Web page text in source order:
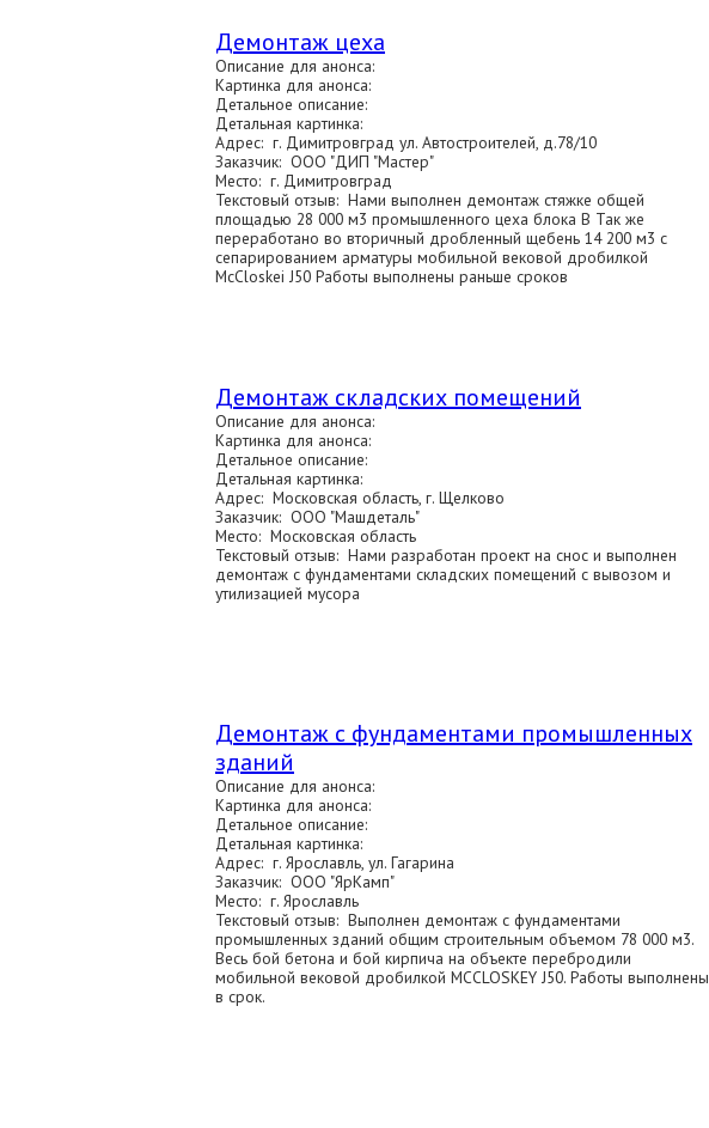
Демонтаж цеха
Описание для анонса:
Картинка для анонса:
Детальное описание:
Детальная картинка:
Адрес: г. Димитровград ул. Автостроителей, д.78/10
Заказчик: ООО "ДИП "Мастер"
Место: г. Димитровград
Текстовый отзыв: Нами выполнен демонтаж стяжке общей
площадью 28 000 м3 промышленного цеха блока В Так же
переработано во вторичный дробленный щебень 14 200 м3 с
сепарированием арматуры мобильной вековой дробилкой
McCloskei J50 Работы выполнены раньше сроков
Демонтаж складских помещений
Описание для анонса:
Картинка для анонса:
Детальное описание:
Детальная картинка:
Адрес: Московская область, г. Щелково
Заказчик: ООО "Машдеталь"
Место: Московская область
Текстовый отзыв: Нами разработан проект на снос и выполнен
демонтаж с фундаментами складских помещений с вывозом и
утилизацией мусора
Демонтаж с фундаментами промышленных
зданий
Описание для анонса:
Картинка для анонса:
Детальное описание:
Детальная картинка:
Адрес: г. Ярославль, ул. Гагарина
Заказчик: ООО "ЯрКамп"
Место: г. Ярославль
Текстовый отзыв: Выполнен демонтаж с фундаментами
промышленных зданий общим строительным объемом 78 000 м3.
Весь бой бетона и бой кирпича на объекте перебродили
мобильной вековой дробилкой MCCLOSKEY J50. Работы выполнены
в срок.